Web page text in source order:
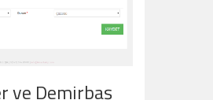
ve Demirbaş